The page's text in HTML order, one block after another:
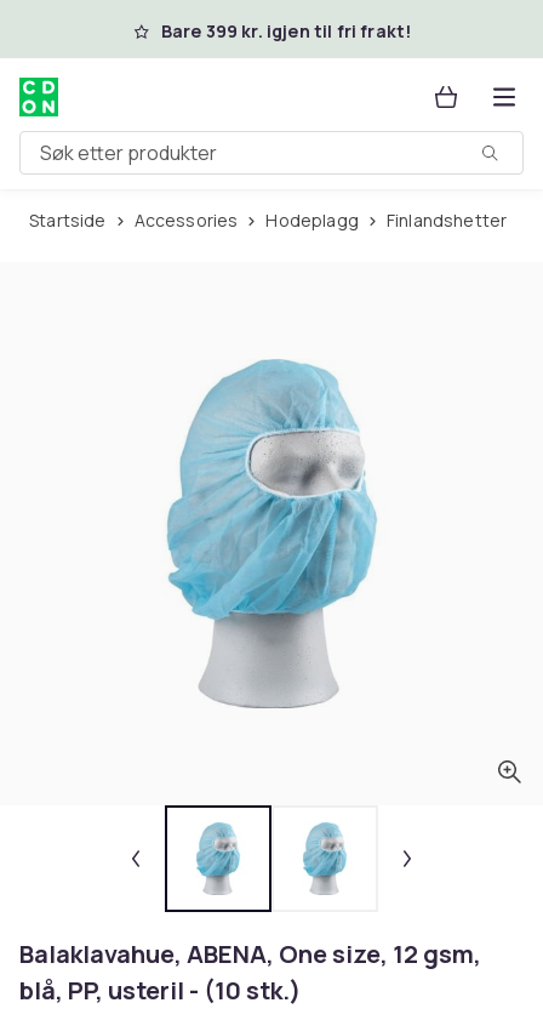
Hopp til hovedinnholdBare 399 kr. igjen til fri frakt!
Søk etter produkter
Startside Accessories Hodeplagg Finlandshetter
Balaklavahue, ABENA, One size, 12 gsm,
blå, PP, usteril - (10 stk.)